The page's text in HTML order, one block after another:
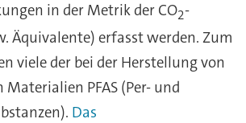
in der Metrik der CO2-
Äquivalente) erfasst werden. Zum
viele der bei der Herstellung von
Materialien PFAS (Per- und
Das